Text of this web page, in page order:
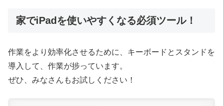
家でiPadを使いやすくなる必須ツール！
作業をより効率化させるために、キーボードとスタンドを
導入して、作業が捗っています。
ぜひ、みなさんもお試しください！